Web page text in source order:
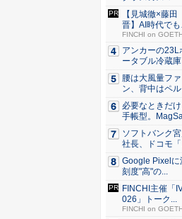
フォンの...
【見城徹×藤田
晋】AI時代でも
わらない...
FINCHI on
アンカーの23L
ータブル冷蔵
Ama...
腰は大風量ファ
ン、背中はペ
ェ冷却。ダ...
必要なときだけ
手帳型。
e・...
ソフトバンク宮
社長、ドコモ「
amo...
Google Pixelに
刻度"高"の...
FINCHI主催「
026」トーク...
FINCHI on